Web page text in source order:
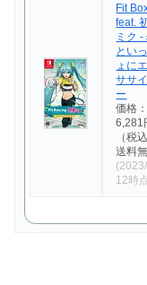
Fit
feat.
ミク -
とい
ょに
ササ
ー
価格：
6,281
（税込
送料
12時